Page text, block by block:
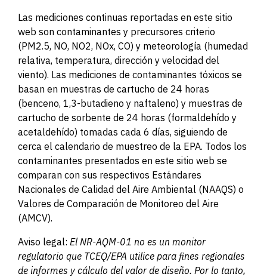
Las mediciones continuas reportadas en este sitio
web son contaminantes y precursores criterio
(PM2.5, NO, NO2, NOx, CO) y meteorología (humedad
relativa, temperatura, dirección y velocidad del
viento). Las mediciones de contaminantes tóxicos se
basan en muestras de cartucho de 24 horas
(benceno, 1,3-butadieno y naftaleno) y muestras de
cartucho de sorbente de 24 horas (formaldehído y
acetaldehído) tomadas cada 6 días, siguiendo de
cerca el calendario de muestreo de la EPA. Todos los
contaminantes presentados en este sitio web se
comparan con sus respectivos Estándares
Nacionales de Calidad del Aire Ambiental (NAAQS) o
Valores de Comparación de Monitoreo del Aire
(AMCV).
Aviso legal: El NR-AQM-01 no es un monitor
regulatorio que TCEQ/EPA utilice para fines regionales
de informes y cálculo del valor de diseño. Por lo tanto,